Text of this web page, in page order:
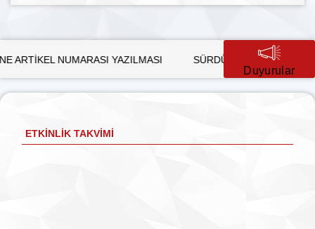
YAZILMASI SÜRDÜRÜLEBİLİR KALKINMADA KADIN
Duyurular
ETKINLIK TAKVIMI